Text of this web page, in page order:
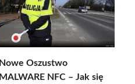
Nowe Oszustwo
MALWARE NFC – Jak się